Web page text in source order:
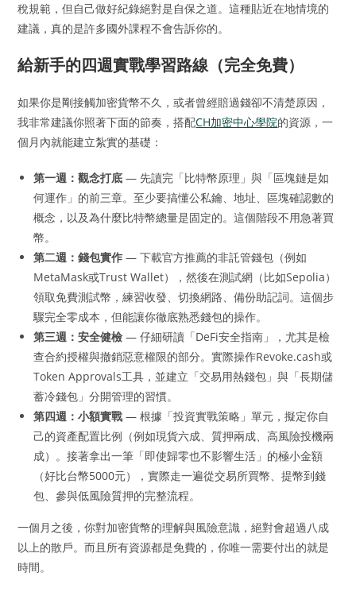
稅規範，但自己做好紀錄絕對是自保之道。這種貼近在地情境的
建議，真的是許多國外課程不會告訴你的。
給新手的四週實戰學習路線（完全免費）
如果你是剛接觸加密貨幣不久，或者曾經賠過錢卻不清楚原因，
我非常建議你照著下面的節奏，搭配CH加密中心學院的資源，一
個月內就能建立紮實的基礎：
第一週：觀念打底 — 先讀完「比特幣原理」與「區塊鏈是如
何運作」的前三章。至少要搞懂公私鑰、地址、區塊確認數的
概念，以及為什麼比特幣總量是固定的。這個階段不用急著買
幣。
第二週：錢包實作 — 下載官方推薦的非託管錢包（例如
MetaMask或Trust Wallet），然後在測試網（比如Sepolia）
領取免費測試幣，練習收發、切換網路、備份助記詞。這個步
驟完全零成本，但能讓你徹底熟悉錢包的操作。
第三週：安全健檢 — 仔細研讀「DeFi安全指南」，尤其是檢
查合約授權與撤銷惡意權限的部分。實際操作Revoke.cash或
Token Approvals工具，並建立「交易用熱錢包」與「長期儲
蓄冷錢包」分開管理的習慣。
第四週：小額實戰 — 根據「投資實戰策略」單元，擬定你自
己的資產配置比例（例如現貨六成、質押兩成、高風險投機兩
成）。接著拿出一筆「即使歸零也不影響生活」的極小金額
（好比台幣5000元），實際走一遍從交易所買幣、提幣到錢
包、參與低風險質押的完整流程。
一個月之後，你對加密貨幣的理解與風險意識，絕對會超過八成
以上的散戶。而且所有資源都是免費的，你唯一需要付出的就是
時間。